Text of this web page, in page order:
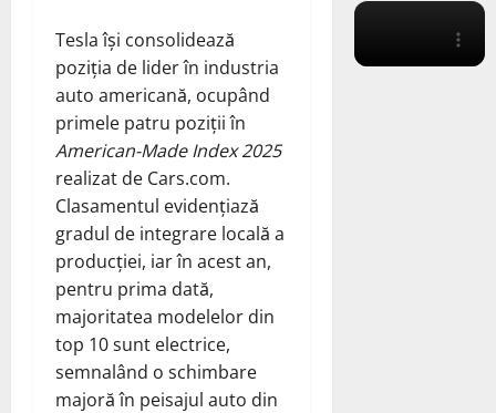
Tesla își consolidează
poziția de lider în industria
auto americană, ocupând
primele patru poziții în
American-Made Index 2025
realizat de Cars.com.
Clasamentul evidențiază
gradul de integrare locală a
producției, iar în acest an,
pentru prima dată,
majoritatea modelelor din
top 10 sunt electrice,
semnalând o schimbare
majoră în peisajul auto din